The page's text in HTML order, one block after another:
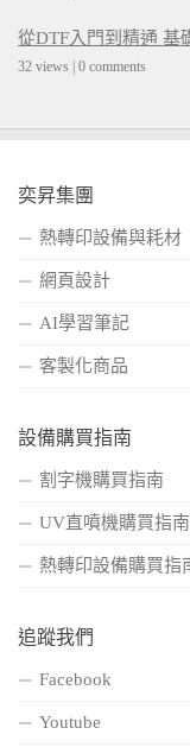
從DTF入門到精通 基
32 views | 0 comments
奕昇集團
熱轉印設備與耗材
網頁設計
AI學習筆記
客製化商品
設備購買指南
割字機購買指南
UV直噴機購買指南
熱轉印設備購買指
追蹤我們
Facebook
Youtube